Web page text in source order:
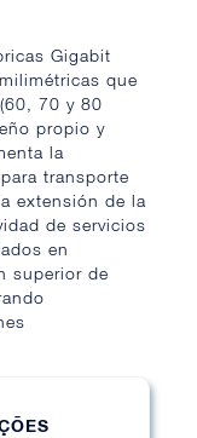
Gigabit
que
70 y 80
propio y
la
transporte
extensión de la
de servicios
en
superior de